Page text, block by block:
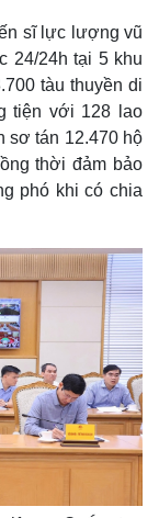
Quốc phòng
sĩ lực lượng vũ
24/24h tại 5 khu
tàu thuyền di
tiện với 128 lao
sơ tán 12.470 hộ
thời đảm bảo
phó khi có chia